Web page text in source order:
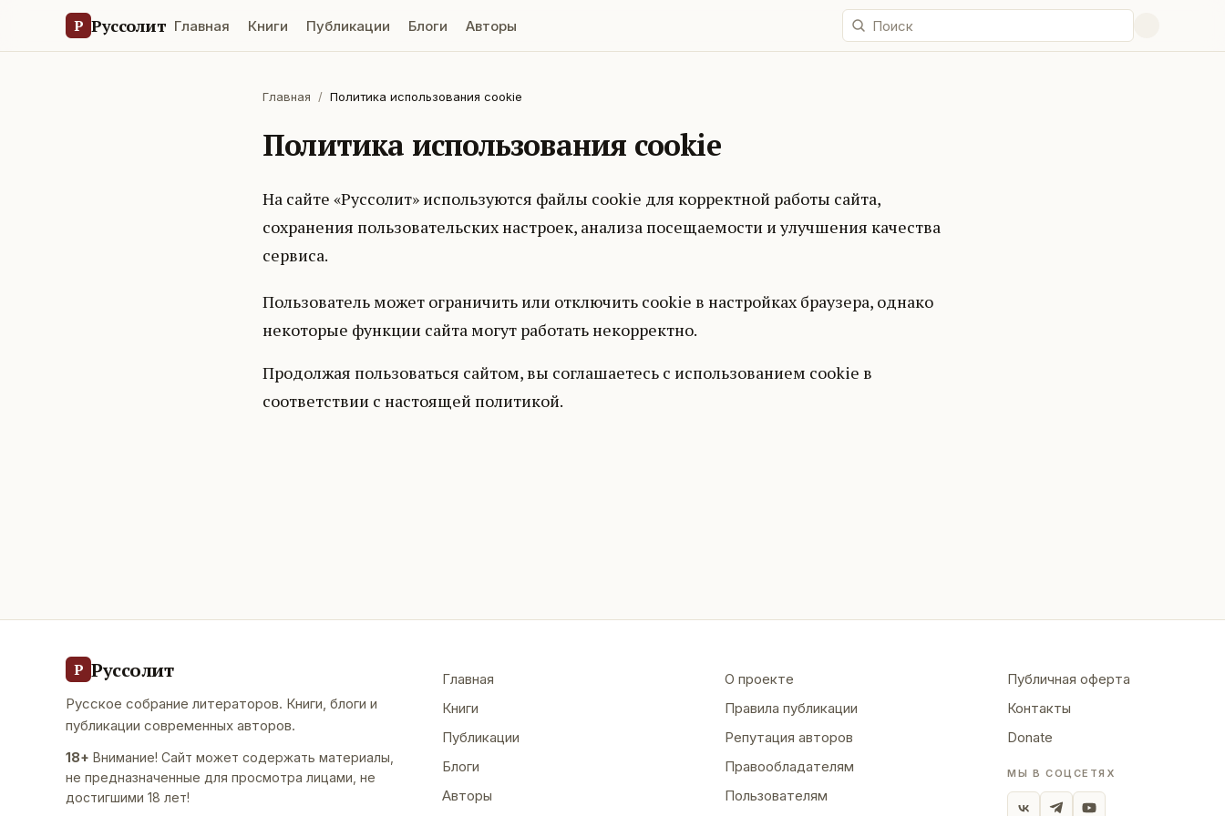
Р Руссолит Главная Книги Публикации Блоги Авторы
Главная / Политика использования cookie
Политика использования cookie
На сайте «Руссолит» используются файлы cookie для корректной работы сайта,
сохранения пользовательских настроек, анализа посещаемости и улучшения качества
сервиса.
Пользователь может ограничить или отключить cookie в настройках браузера, однако
некоторые функции сайта могут работать некорректно.
Продолжая пользоваться сайтом, вы соглашаетесь с использованием cookie в
соответствии с настоящей политикой.
Р Руссолит
Русское собрание литераторов. Книги, блоги и
публикации современных авторов.
18+ Внимание! Сайт может содержать материалы,
не предназначенные для просмотра лицами, не
достигшими 18 лет!
Главная
Книги
Публикации
Блоги
Авторы
О проекте
Правила публикации
Репутация авторов
Правообладателям
Пользователям
Публичная оферта
Контакты
Donate
МЫ В СОЦСЕТЯХ